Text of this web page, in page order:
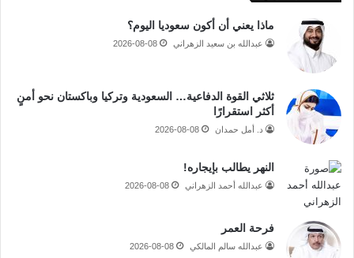
ماذا يعني أن أكون سعوديا اليوم؟
عبدالله بن سعيد الزهراني 2026-08-08
ثلاثي القوة الدفاعية… السعودية وتركيا وباكستان نحو أمنٍ
أكثر استقرارًا
د. أمل حمدان 2026-08-08
النهر يطالب بإيجاره!
عبدالله أحمد الزهراني 2026-08-08
فرحة العمر
عبدالله سالم المالكي 2026-08-08